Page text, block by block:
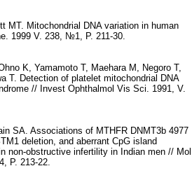
MT. Mitochondrial DNA variation in human
1999 V. 238, №1, P. 211-30.
K, Yamamoto T, Maehara M, Negoro T,
T. Detection of platelet mitochondrial DNA
// Invest Ophthalmol Vis Sci. 1991, V.
SA. Associations of MTHFR DNMT3b 4977
deletion, and aberrant CpG island
non-obstructive infertility in Indian men // Mol
P. 213-22.